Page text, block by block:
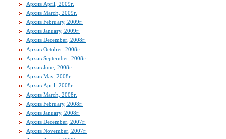
Архив April, 2009г.
Архив March, 2009г.
Архив February, 2009г.
Архив January, 2009г.
Архив December, 2008г.
Архив October, 2008г.
Архив September, 2008г.
Архив June, 2008г.
Архив May, 2008г.
Архив April, 2008г.
Архив March, 2008г.
Архив February, 2008г.
Архив January, 2008г.
Архив December, 2007г.
Архив November, 2007г.